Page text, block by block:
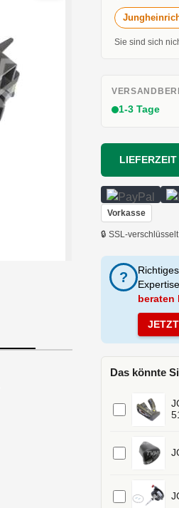
Sie sind sich
1-3 Tage
Vorkasse
🔒 SSL-
?
beraten
Das könnte